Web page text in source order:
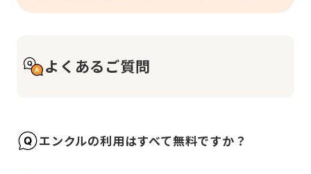
よくあるご質問
エンクルの利用はすべて無料ですか？